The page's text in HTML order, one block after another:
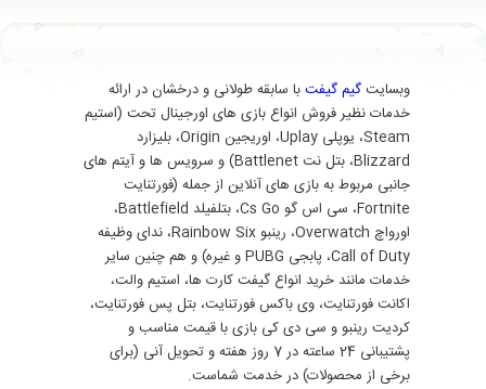
وبسایت گیم گیفتبا سابقه طولانی و درخشان در ارائه
خدمات نظیر فروش انواع بازی های اورجینال تحت (استیم
Steam، یوپلی Uplay، اوریجین Origin، بلیزارد
Blizzard، بتل نت Battlenet) و سرویس ها و آیتم های
جانبی مربوط به بازی های آنلاین از جمله (فورتنایت
Fortnite، سی اس گو Cs Go، بتلفیلد Battlefield،
اورواچ Overwatch، رینبو Rainbow Six، ندای وظیفه
Call of Duty، پابجی PUBG و غیره) و هم چنین سایر
خدمات مانند خرید انواع گیفت کارت ها، استیم والت،
اکانت فورتنایت، وی باکس فورتنایت، بتل پس فورتنایت،
کردیت رینبو و سی دی کی بازی با قیمت مناسب و
پشتیبانی 24 ساعته در 7 روز هفته و تحویل آنی (برای
برخی از محصولات) در خدمت شماست.